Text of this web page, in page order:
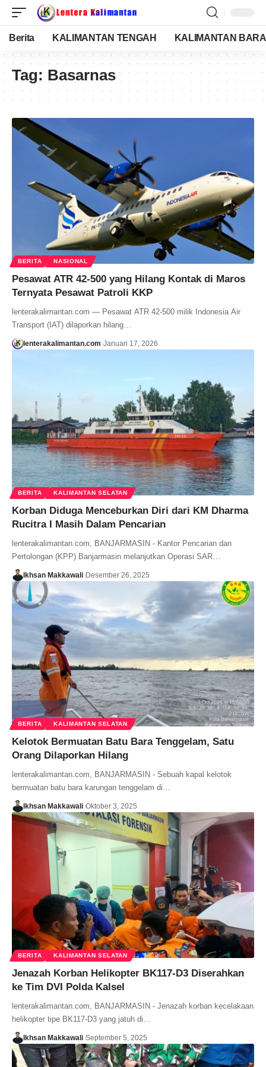
Berita KALIMANTAN TENGAH KALIMANTAN
Tag: Basarnas
BERITA NASIONAL
Pesawat ATR 42-500 yang Hilang Kontak di Maros
Ternyata Pesawat Patroli KKP
lenterakalimantan.com — Pesawat ATR 42-500 milik Indonesia Air
Transport (IAT) dilaporkan hilang…
lenterakalimantan.com Januari 17, 2026
BERITA KALIMANTAN SELATAN
Korban Diduga Menceburkan Diri dari KM Dharma
Rucitra I Masih Dalam Pencarian
lenterakalimantan.com, BANJARMASIN - Kantor Pencarian dan
Pertolongan (KPP) Banjarmasin melanjutkan Operasi SAR…
Ikhsan Makkawali Desember 26, 2025
BERITA KALIMANTAN SELATAN
Kelotok Bermuatan Batu Bara Tenggelam, Satu
Orang Dilaporkan Hilang
lenterakalimantan.com, BANJARMASIN - Sebuah kapal kelotok
bermuatan batu bara karungan tenggelam di…
Ikhsan Makkawali Oktober 3, 2025
BERITA KALIMANTAN SELATAN
Jenazah Korban Helikopter BK117-D3 Diserahkan
ke Tim DVI Polda Kalsel
lenterakalimantan.com, BANJARMASIN - Jenazah korban kecelakaan
helikopter tipe BK117-D3 yang jatuh di…
Ikhsan Makkawali September 5, 2025